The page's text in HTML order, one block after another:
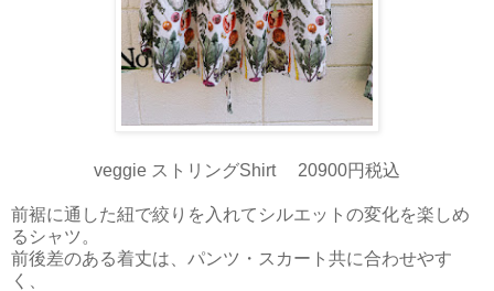
veggie ストリングShirt 20900円税込
前裾に通した紐で絞りを入れてシルエットの変化を楽しめ
るシャツ。
前後差のある着丈は、パンツ・スカート共に合わせやす
く、